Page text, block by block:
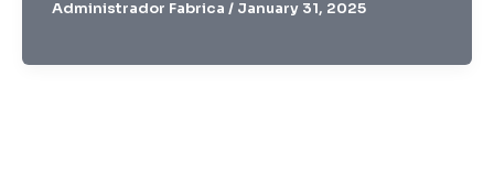
Administrador Fabrica / January 31, 2025